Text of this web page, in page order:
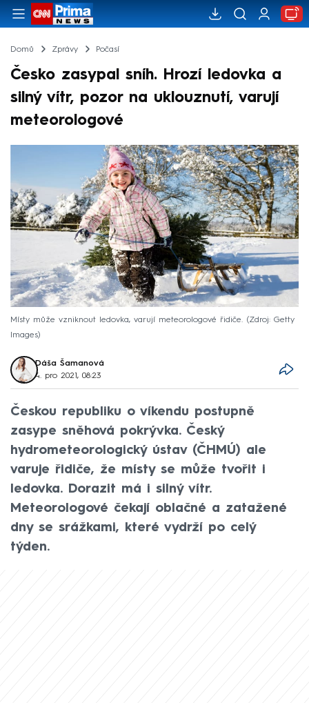
Domů Zprávy Počasí
Česko zasypal sníh. Hrozí ledovka a
silný vítr, pozor na uklouznutí, varují
meteorologové
Místy může vzniknout ledovka, varují meteorologové řidiče.
Zdroj: Getty
Images
Dáša Šamanová
4. pro 2021, 08:23
Českou republiku o víkendu postupně
zasype sněhová pokrývka. Český
hydrometeorologický ústav (ČHMÚ) ale
varuje řidiče, že místy se může tvořit i
ledovka. Dorazit má i silný vítr.
Meteorologové čekají oblačné a zatažené
dny se srážkami, které vydrží po celý
týden.